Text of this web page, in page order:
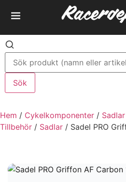
Sök
Hem / Cykelkomponenter /
Tillbehör / Sadlar / Sadel PRO